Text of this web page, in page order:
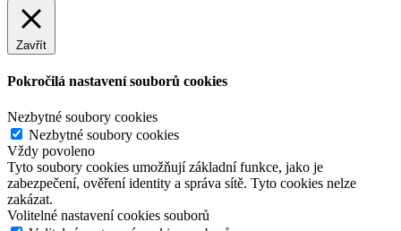
Zavřít
Pokročilá nastavení souborů cookies
Nezbytné soubory cookies
Nezbytné soubory cookies
Vždy povoleno
Tyto soubory cookies umožňují základní funkce, jako je
zabezpečení, ověření identity a správa sítě. Tyto cookies nelze
zakázat.
Volitelné nastavení cookies souborů